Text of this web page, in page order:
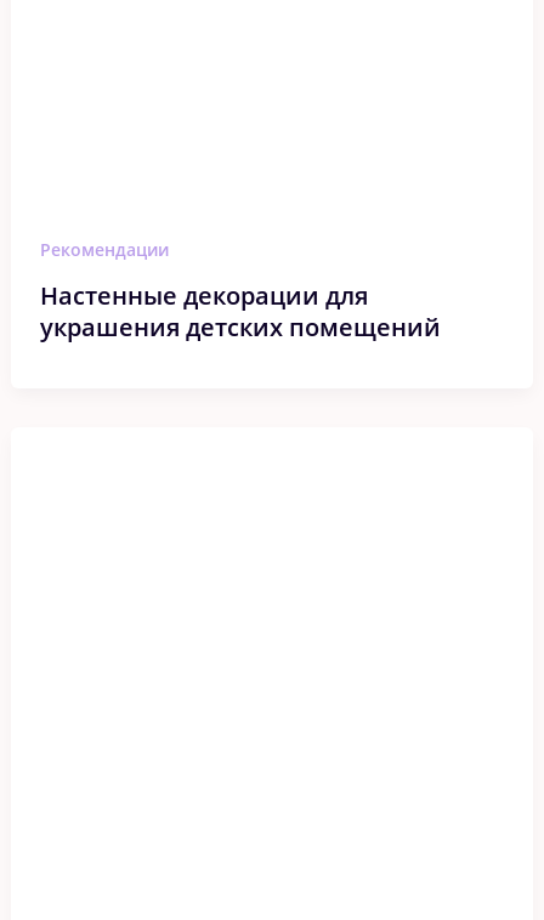
Рекомендации
Настенные декорации для
украшения детских помещений